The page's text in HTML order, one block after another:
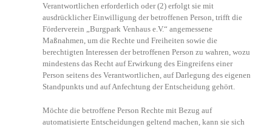
Verantwortlichen erforderlich oder (2) erfolgt sie mit
ausdrücklicher Einwilligung der betroffenen Person, trifft die
Förderverein „Burgpark Venhaus e.V.“ angemessene
Maßnahmen, um die Rechte und Freiheiten sowie die
berechtigten Interessen der betroffenen Person zu wahren, wozu
mindestens das Recht auf Erwirkung des Eingreifens einer
Person seitens des Verantwortlichen, auf Darlegung des eigenen
Standpunkts und auf Anfechtung der Entscheidung gehört.
Möchte die betroffene Person Rechte mit Bezug auf
automatisierte Entscheidungen geltend machen, kann sie sich